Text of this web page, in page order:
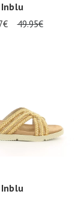
Inblu
49.95€
Inblu